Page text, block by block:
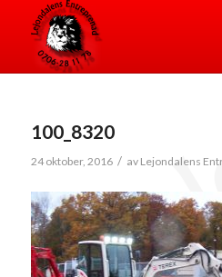
100_8320
24 oktober, 2016 / av Lejondalens